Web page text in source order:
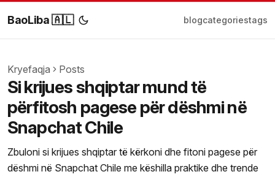
BaoLiba 🇦🇱 blogcategoriestags
Kryefaqja Posts
Si krijues shqiptar mund të
përfitosh pagese për dëshmi në
Snapchat Chile
Zbuloni si krijues shqiptar të kërkoni dhe fitoni pagese për
dëshmi në Snapchat Chile me këshilla praktike dhe trende